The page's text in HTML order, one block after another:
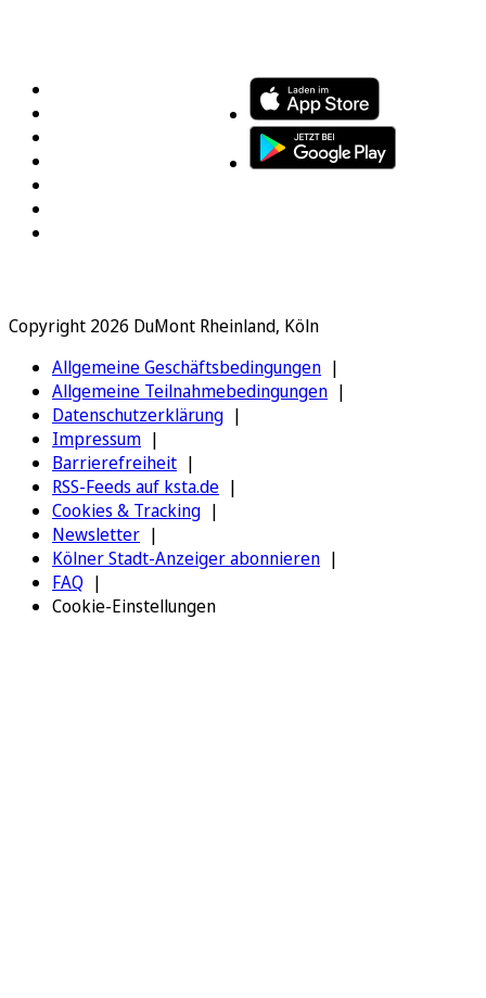
Copyright 2026 DuMont Rheinland, Köln
Allgemeine Geschäftsbedingungen
Allgemeine Teilnahmebedingungen
Datenschutzerklärung
Impressum
Barrierefreiheit
RSS-Feeds auf ksta.de
Cookies & Tracking
Newsletter
Kölner Stadt-Anzeiger abonnieren
FAQ
Cookie-Einstellungen